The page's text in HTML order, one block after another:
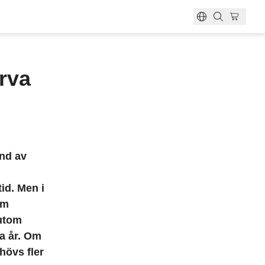
av
Men i
år. Om
fler